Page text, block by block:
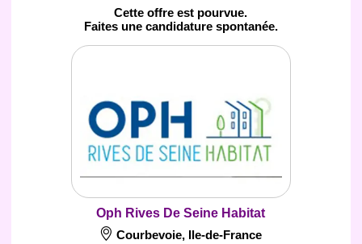
Cette offre est pourvue.
Faites une candidature spontanée.
Oph Rives De Seine Habitat
Courbevoie, Ile-de-France